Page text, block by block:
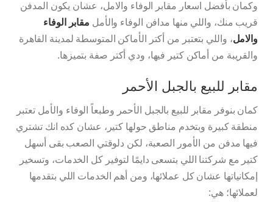
وكمان بأفضل اسعار مقابر الوفاء والامل، عشان يكون المدفن
قريب منك، واللي منها مدافن الوفاء والأمل مقابر الوفاء
والامل، واللي بتعتبر من أكتر الأماكن المتوسطة لمدينة القاهرة
والقريبة من أماكن كتير فيها، ودي أكتر صفة بتميزها.
مقابر للبيع بالجبل الأحمر
كمان بنوفر مقابر للبيع بالجبل الأحمر وطبعاً الوفاء والأمل تعتبر
منطقة كبيرة وبتخدم مناطق حولها كتير، عشان كده انك تشتري
فيها مدفن من الأمور الصعبة، لكن دلوقتي الصعب بقى أسهل
كتير مع شركتنا اللي بتسعى دايمًا لتوفير كل الخدمات، وتسخير
إمكانياتها عشان كل عملائها، ومن أهم الخدمات اللي بتقدمها
لعملائها؛ هي: